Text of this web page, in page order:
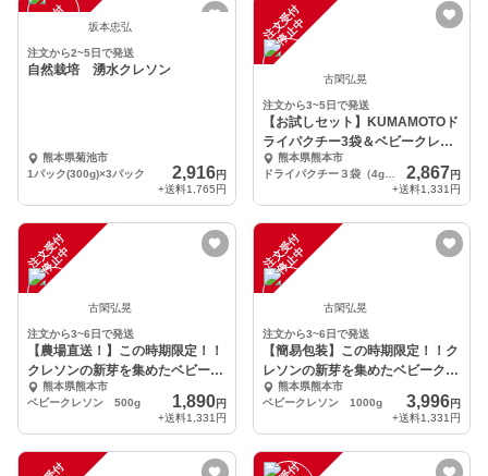
注
文
受
付
停
止 坂本忠弘
注文から2~5日で発送
自然栽培 湧水クレソン
熊本県菊池市
1パック(300g)×3パック
2,916円
+送料1,765円
注
文
受
付
停
止
中
古閑弘晃
注文から3~5日で発送
【お試しセット】KUMAMOTOド
ライパクチー3袋＆ベビークレソ
ン（300g）
熊本県熊本市
ドライパクチー３袋（4g／袋）、ベビークレソン300g
2,867円
+送料1,331円
注
文
受
付
停
止
中
古閑弘晃
注文から3~6日で発送
【農場直送！】この時期限定！！
クレソンの新芽を集めたベビーク
レソン（500g）
熊本県熊本市
ベビークレソン 500g
1,890円
+送料1,331円
注
文
受
付
停
止
中
古閑弘晃
注文から3~6日で発送
【簡易包装】この時期限定！！ク
レソンの新芽を集めたベビークレ
ソン（1000g）
熊本県熊本市
ベビークレソン 1000g
3,996円
+送料1,331円